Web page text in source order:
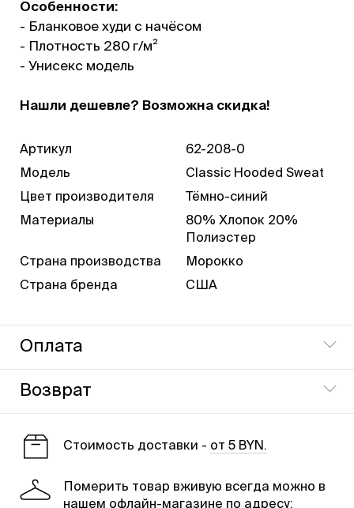
Особенности:
- Бланковое худи с начёсом
- Плотность 280 г/м²
- Унисекс модель
Нашли дешевле? Возможна скидка!
Артикул
62-208-0
Модель
Classic Hooded Sweat
Цвет производителя
Тёмно-синий
Материалы
80% Хлопок 20%
Полиэстер
Страна производства
Морокко
Страна бренда
США
Оплата
товара, либо в магазине наличными или картой.
Возврат
магазин.
Cтоимость доставки - от 5 BYN.
Померить товар вживую всегда можно в
нашем офлайн-магазине по адресу: